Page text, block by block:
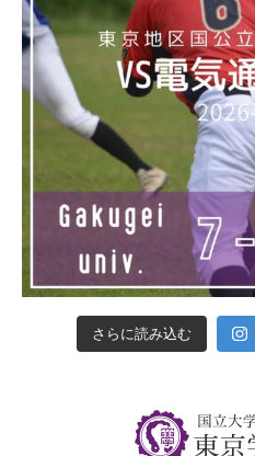
さらに読み込む